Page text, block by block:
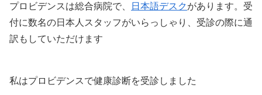
プロビデンスは総合病院で、 日本語デスクがあります。受
付に数名の日本人スタッフがいらっしゃり、受診の際に通
訳もしていただけます
私はプロビデンスで健康診断を受診しました